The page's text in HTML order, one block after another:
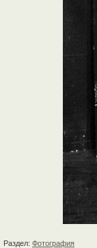
Раздел: Фотография